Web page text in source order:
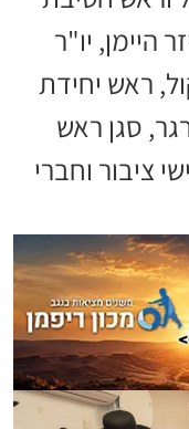
היימן, יו"ר
ראש יחידת
סגן ראש
ציבור וחברי